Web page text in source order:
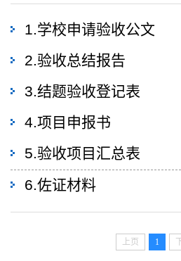
1.学校申请验收公文
2.验收总结报告
3.结题验收登记表
4.项目申报书
5.验收项目汇总表
6.佐证材料
上页 1